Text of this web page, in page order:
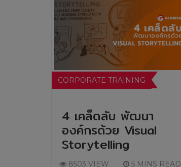
CORPORATE TRAINING
4 เคล็ดลับ พัฒนา
องค์กรด้วย Visual
Storytelling
8503 VIEW 5 MINS READ